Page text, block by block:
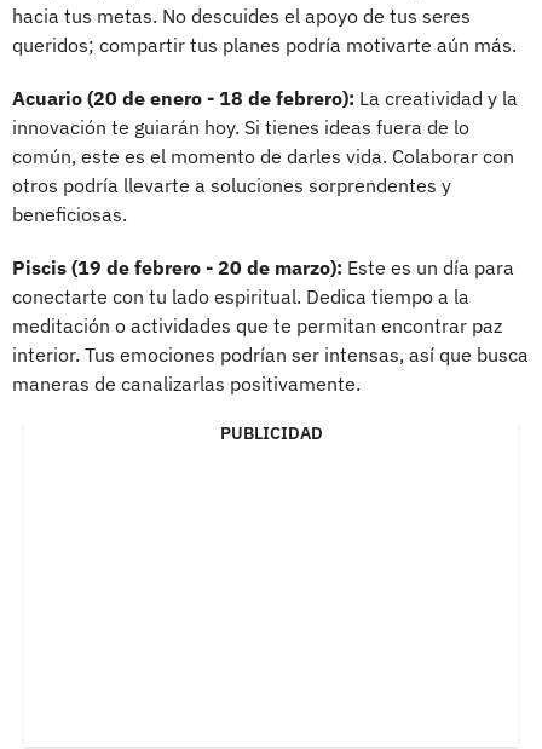
hacia tus metas. No descuides el apoyo de tus seres
queridos; compartir tus planes podría motivarte aún más.
Acuario (20 de enero - 18 de febrero): La creatividad y la
innovación te guiarán hoy. Si tienes ideas fuera de lo
común, este es el momento de darles vida. Colaborar con
otros podría llevarte a soluciones sorprendentes y
beneficiosas.
Piscis (19 de febrero - 20 de marzo): Este es un día para
conectarte con tu lado espiritual. Dedica tiempo a la
meditación o actividades que te permitan encontrar paz
interior. Tus emociones podrían ser intensas, así que busca
maneras de canalizarlas positivamente.
PUBLICIDAD